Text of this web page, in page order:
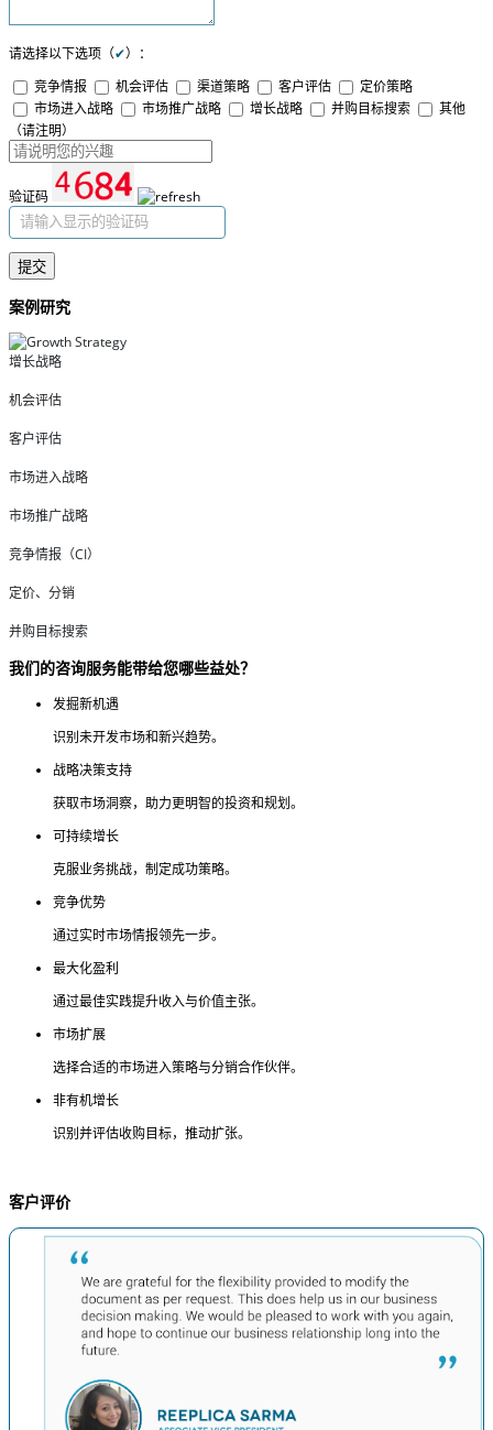
请选择以下选项（✔）：
竞争情报
机会评估 渠道策略 客户评估
定价策略
市场进入战略
市场推广战略 增长战略 并购目标搜索
其他
（请注明）
验证码
提交
案例研究
增长战略
机会评估
客户评估
市场进入战略
市场推广战略
竞争情报（CI）
定价、分销
并购目标搜索
我们的咨询服务能带给您哪些益处？
发掘新机遇
识别未开发市场和新兴趋势。
战略决策支持
获取市场洞察，助力更明智的投资和规划。
可持续增长
克服业务挑战，制定成功策略。
竞争优势
通过实时市场情报领先一步。
最大化盈利
通过最佳实践提升收入与价值主张。
市场扩展
选择合适的市场进入策略与分销合作伙伴。
非有机增长
识别并评估收购目标，推动扩张。
客户评价